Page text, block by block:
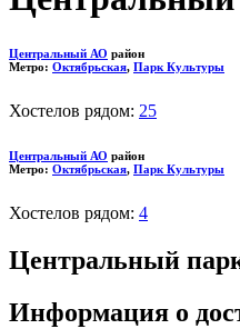
Центральный АО район
Метро: Октябрьская, Парк Культуры
Хостелов рядом: 25
Центральный АО район
Метро: Октябрьская, Парк Культуры
Хостелов рядом: 4
Центральный
Информация о